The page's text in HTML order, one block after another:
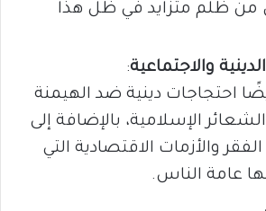
من ظلم متزايد في ظل هذا
والاجتماعية:
احتجاجات دينية ضد الهيمنة
الإسلامية، بالإضافة إلى
والأزمات الاقتصادية التي
عامة الناس.